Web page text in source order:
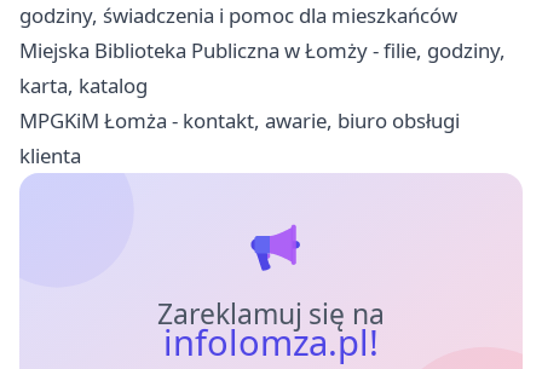
godziny, świadczenia i pomoc dla mieszkańców
Miejska Biblioteka Publiczna w Łomży - filie, godziny,
karta, katalog
MPGKiM Łomża - kontakt, awarie, biuro obsługi
klienta
Zareklamuj się na
infolomza.pl!